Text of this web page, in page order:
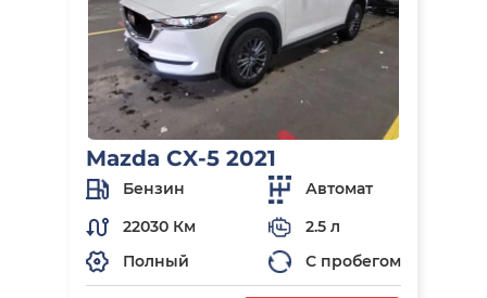
Mazda CX-5 2021
Бензин
Автомат
22030 Км
2.5 л
Полный
С пробегом